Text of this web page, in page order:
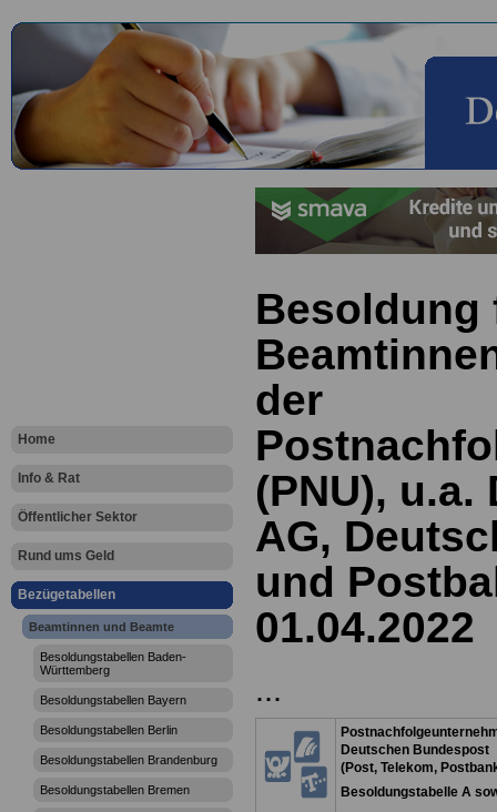
Home
Info & Rat
Öffentlicher Sektor
Rund ums Geld
Bezügetabellen
Beamtinnen und Beamte
Besoldungstabellen Baden-
Württemberg
Besoldungstabellen Bayern
Besoldungstabellen Berlin
Besoldungstabellen Brandenburg
Besoldungstabellen Bremen
Besoldung
der
(PNU),
AG,
und
01.04.2022
...
Deutschen Bundespost
(Post, Telekom,
Besoldungstabelle A